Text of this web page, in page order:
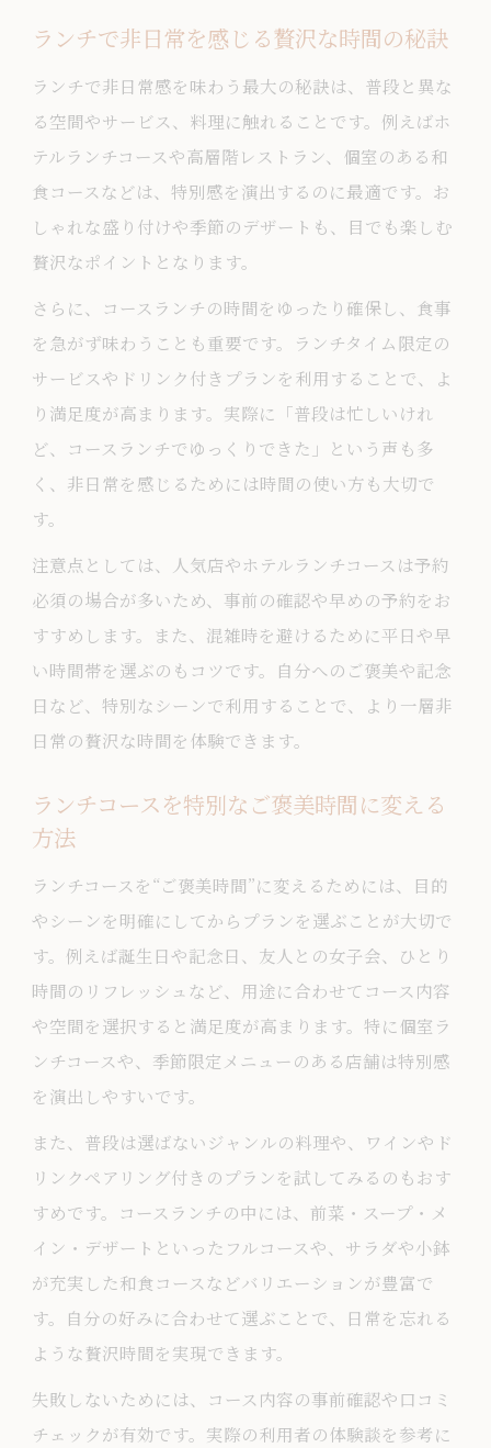
術
お得感を得るランチコース比較のコツ
口コミとランキングで選ぶランチコース
比較
ランチで非日常を感じる贅沢な時間の秘訣
ランチで非日常感を味わう最大の秘訣は、普段と異な
る空間やサービス、料理に触れることです。例えばホ
テルランチコースや高層階レストラン、個室のある和
食コースなどは、特別感を演出するのに最適です。お
しゃれな盛り付けや季節のデザートも、目でも楽しむ
贅沢なポイントとなります。
さらに、コースランチの時間をゆったり確保し、食事
を急がず味わうことも重要です。ランチタイム限定の
サービスやドリンク付きプランを利用することで、よ
り満足度が高まります。実際に「普段は忙しいけれ
ど、コースランチでゆっくりできた」という声も多
く、非日常を感じるためには時間の使い方も大切で
す。
注意点としては、人気店やホテルランチコースは予約
必須の場合が多いため、事前の確認や早めの予約をお
すすめします。また、混雑時を避けるために平日や早
い時間帯を選ぶのもコツです。自分へのご褒美や記念
日など、特別なシーンで利用することで、より一層非
日常の贅沢な時間を体験できます。
ランチコースを特別なご褒美時間に変える
方法
ランチコースを“ご褒美時間”に変えるためには、目的
やシーンを明確にしてからプランを選ぶことが大切で
す。例えば誕生日や記念日、友人との女子会、ひとり
時間のリフレッシュなど、用途に合わせてコース内容
や空間を選択すると満足度が高まります。特に個室ラ
ンチコースや、季節限定メニューのある店舗は特別感
を演出しやすいです。
また、普段は選ばないジャンルの料理や、ワインやド
リンクペアリング付きのプランを試してみるのもおす
すめです。コースランチの中には、前菜・スープ・メ
イン・デザートといったフルコースや、サラダや小鉢
が充実した和食コースなどバリエーションが豊富で
す。自分の好みに合わせて選ぶことで、日常を忘れる
ような贅沢時間を実現できます。
失敗しないためには、コース内容の事前確認や口コミ
チェックが有効です。実際の利用者の体験談を参考に